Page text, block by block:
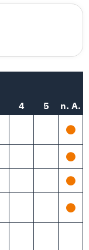
4 5
n. A.